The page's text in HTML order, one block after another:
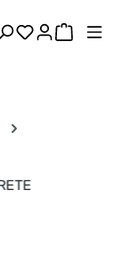
Hai 0Il